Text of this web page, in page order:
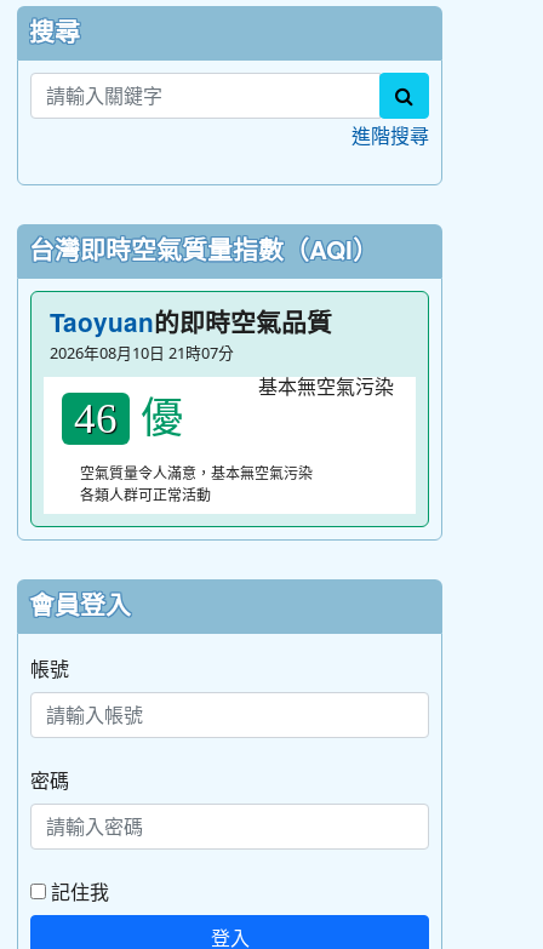
搜尋
進階搜尋
台灣即時空氣質量指數（AQI）
Taoyuan的即時空氣品質
2026年08月10日 21時07分
46 優
空氣質量令人滿意，基本無空氣污染
各類人群可正常活動
會員登入
帳號
密碼
記住我
登入